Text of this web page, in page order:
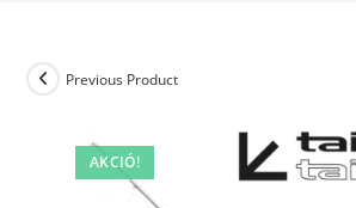
AKCIÓ!
Previous Product